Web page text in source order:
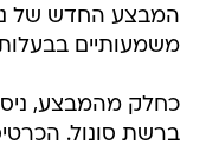
המבצע החדש של
משמעותיים
כחלק מהמבצע,
ברשת סונול.